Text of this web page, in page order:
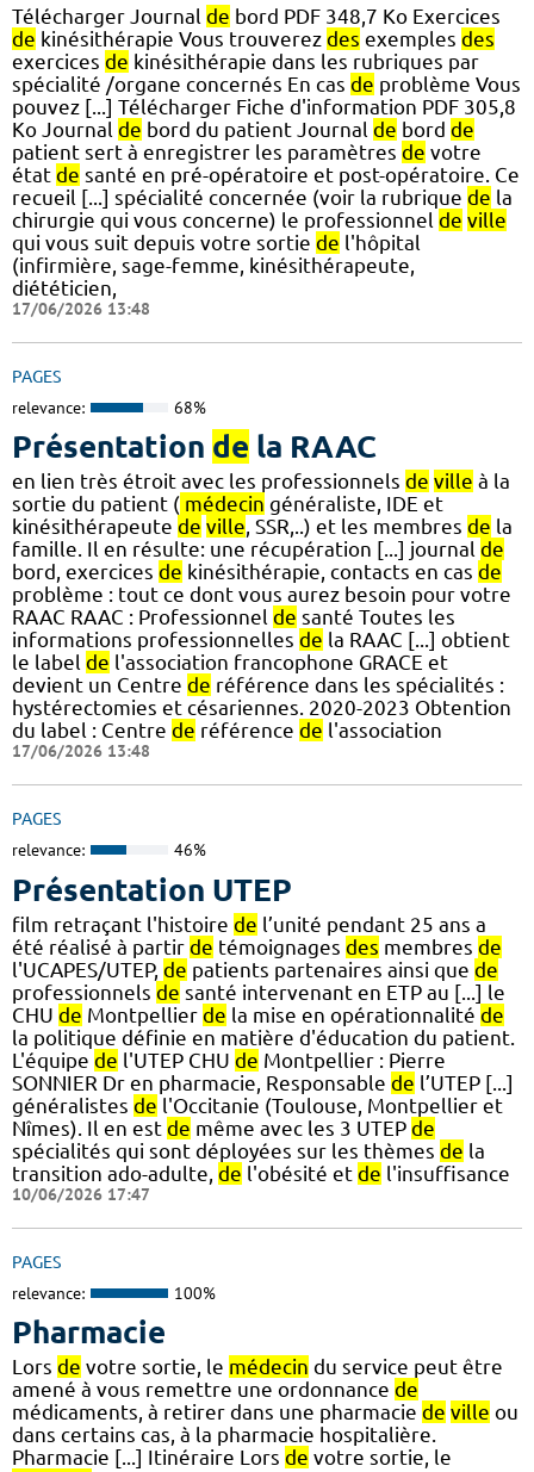
Télécharger Journal de bord PDF 348,7 Ko Exercices
de kinésithérapie Vous trouverez des exemples des
exercices de kinésithérapie dans les rubriques par
spécialité /organe concernés En cas de problème Vous
pouvez [...] Télécharger Fiche d'information PDF 305,8
Ko Journal de bord du patient Journal de bord de
patient sert à enregistrer les paramètres de votre
état de santé en pré-opératoire et post-opératoire. Ce
recueil [...] spécialité concernée (voir la rubrique de la
chirurgie qui vous concerne) le professionnel de ville
qui vous suit depuis votre sortie de l'hôpital
(infirmière, sage-femme, kinésithérapeute,
diététicien,
17/06/2026 13:48
PAGES
relevance: 68%
Présentation de la RAAC
en lien très étroit avec les professionnels de ville à la
sortie du patient ( médecin généraliste, IDE et
kinésithérapeute de ville, SSR,..) et les membres de la
famille. Il en résulte: une récupération [...] journal de
bord, exercices de kinésithérapie, contacts en cas de
problème : tout ce dont vous aurez besoin pour votre
RAAC RAAC : Professionnel de santé Toutes les
informations professionnelles de la RAAC [...] obtient
le label de l'association francophone GRACE et
devient un Centre de référence dans les spécialités :
hystérectomies et césariennes. 2020-2023 Obtention
du label : Centre de référence de l'association
17/06/2026 13:48
PAGES
relevance: 46%
Présentation UTEP
film retraçant l'histoire de l’unité pendant 25 ans a
été réalisé à partir de témoignages des membres de
l'UCAPES/UTEP, de patients partenaires ainsi que de
professionnels de santé intervenant en ETP au [...] le
CHU de Montpellier de la mise en opérationnalité de
la politique définie en matière d'éducation du patient.
L'équipe de l'UTEP CHU de Montpellier : Pierre
SONNIER Dr en pharmacie, Responsable de l’UTEP [...]
généralistes de l'Occitanie (Toulouse, Montpellier et
Nîmes). Il en est de même avec les 3 UTEP de
spécialités qui sont déployées sur les thèmes de la
transition ado-adulte, de l'obésité et de l'insuffisance
10/06/2026 17:47
PAGES
relevance: 100%
Pharmacie
Lors de votre sortie, le médecin du service peut être
amené à vous remettre une ordonnance de
médicaments, à retirer dans une pharmacie de ville ou
dans certains cas, à la pharmacie hospitalière.
Pharmacie [...] Itinéraire Lors de votre sortie, le